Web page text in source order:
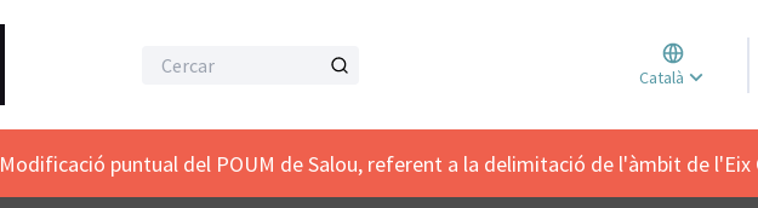
Català
Triar
Elegir
Modificació puntual del POUM de Salou, referent a la delimitació de l'àmbit de l'Eix